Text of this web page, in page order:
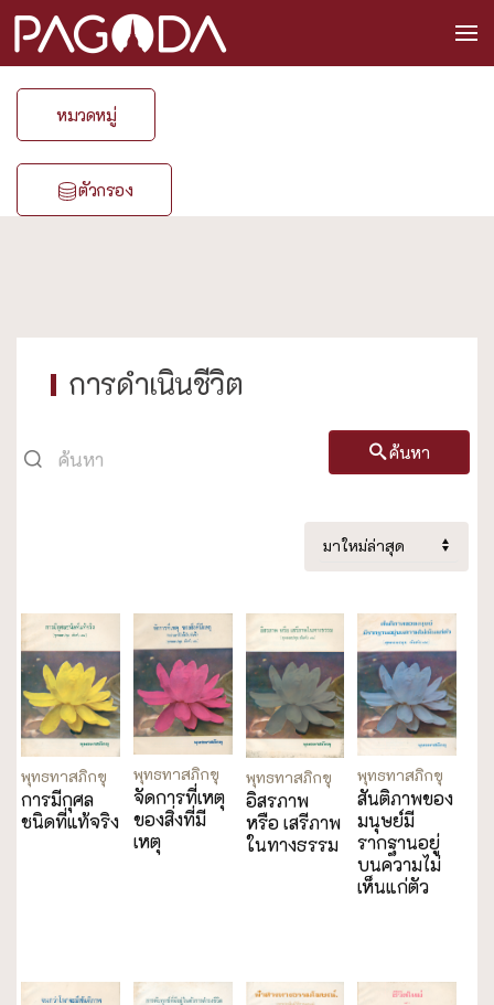
หมวดหมู่
ตัวกรอง
การดำเนินชีวิต
ค้นหา
พุทธทาสภิกขุ
การมีกุศล
ชนิดที่แท้จริง
พุทธทาสภิกขุ
จัดการที่เหตุ
ของสิ่งที่มี
เหตุ
พุทธทาสภิกขุ
อิสรภาพ
หรือ เสรีภาพ
ในทางธรรม
พุทธทาสภิกขุ
สันติภาพของ
มนุษย์มี
รากฐานอยู่
บนความไม่
เห็นแก่ตัว